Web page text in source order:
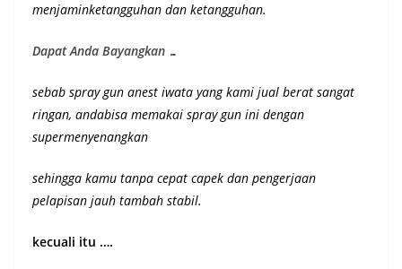
menjaminketangguhan dan ketangguhan.
Dapat Anda Bayangkan …
sebab spray gun anest iwata yang kami jual berat sangat
ringan, andabisa memakai spray gun ini dengan
supermenyenangkan
sehingga kamu tanpa cepat capek dan pengerjaan
pelapisan jauh tambah stabil.
kecuali itu ….